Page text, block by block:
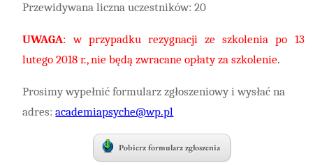
Przewidywana liczna uczestników: 20
UWAGA: w przypadku rezygnacji ze szkolenia po 13
lutego 2018 r., nie będą zwracane opłaty za szkolenie.
Prosimy wypełnić formularz zgłoszeniowy i wysłać na
adres:academiapsyche@wp.pl
Pobierz formularz zgłoszenia